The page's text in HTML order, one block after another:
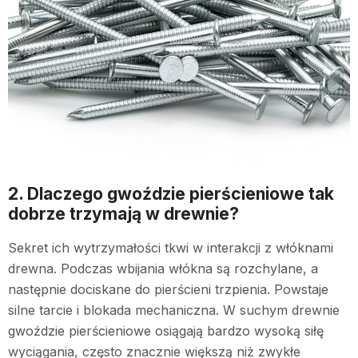
2. Dlaczego gwoździe pierścieniowe tak
dobrze trzymają w drewnie?
Sekret ich wytrzymałości tkwi w interakcji z włóknami
drewna. Podczas wbijania włókna są rozchylane, a
następnie dociskane do pierścieni trzpienia. Powstaje
silne tarcie i blokada mechaniczna. W suchym drewnie
gwoździe pierścieniowe osiągają bardzo wysoką siłę
wyciągania, często znacznie większą niż zwykłe